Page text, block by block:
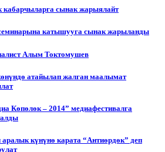
сынак жарыялайт
катышууга сынак жарыланды
Алым Токтомушев
атайылап жалган маалымат
Көпөлөк – 2014” медиафестивалга
аралык күнүнө карата “Антиөрдөк” деп